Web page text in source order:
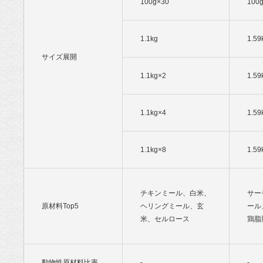
サイズ展開
100g×30
1.1kg
1.1kg×2
1.1kg×4
1.1kg×8
原材料Top5
チキンミール、白米、
ヘリングミール、玄
米、セルロース
サー
ー
鶏脂